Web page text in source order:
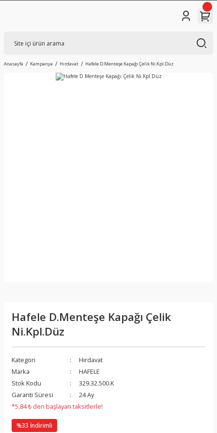
Anasayfa Kampanya Hırdavat Hafele D.Menteşe Kapağı Çelik Ni.Kpl.Düz
Hafele D.Menteşe Kapağı Çelik
Ni.Kpl.Düz
Kategori
Hırdavat
Marka
HAFELE
Stok Kodu
329.32.500.K
Garanti Süresi
24 Ay
*5,84 ₺ den başlayan taksitlerle!
%33 İndirimli